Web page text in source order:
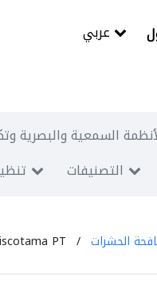
السمعية والبصرية
التصنيفات
الحشرات PT